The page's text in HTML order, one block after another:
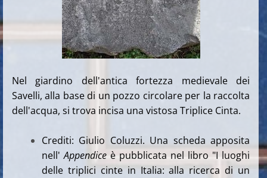
Nel giardino dell'antica fortezza medievale dei
Savelli, alla base di un pozzo circolare per la raccolta
dell'acqua, si trova incisa una vistosa Triplice Cinta.
Crediti: Giulio Coluzzi. Una scheda apposita
nell'Appendice è pubblicata nel libro "I luoghi
delle triplici cinte in Italia: alla ricerca di un